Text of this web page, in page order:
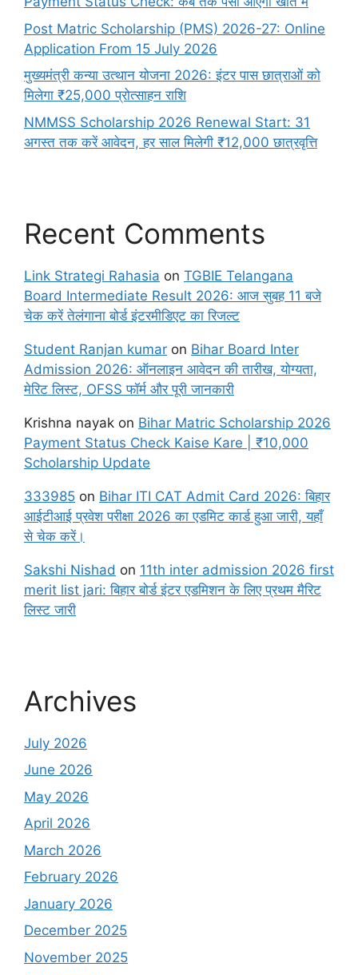
Post Matric Scholarship (PMS) 2026-27: Online
Application From 15 July 2026
मुख्यमंत्री कन्या उत्थान योजना 2026: इंटर पास छात्राओं को
मिलेगा ₹25,000 प्रोत्साहन राशि
NMMSS Scholarship 2026 Renewal Start: 31
अगस्त तक करें आवेदन, हर साल मिलेगी ₹12,000 छात्रवृत्ति
Recent Comments
Link Strategi Rahasia on TGBIE Telangana
Board Intermediate Result 2026: आज सुबह 11 बजे
चेक करें तेलंगाना बोर्ड इंटरमीडिएट का रिजल्ट
Student Ranjan kumar on Bihar Board Inter
Admission 2026: ऑनलाइन आवेदन की तारीख, योग्यता,
मेरिट लिस्ट, OFSS फॉर्म और पूरी जानकारी
Krishna nayak on Bihar Matric Scholarship 2026
Payment Status Check Kaise Kare | ₹10,000
Scholarship Update
333985 on Bihar ITI CAT Admit Card 2026: बिहार
आईटीआई प्रवेश परीक्षा 2026 का एडमिट कार्ड हुआ जारी, यहाँ
से चेक करें।
Sakshi Nishad on 11th inter admission 2026 first
merit list jari: बिहार बोर्ड इंटर एडमिशन के लिए प्रथम मैरिट
लिस्ट जारी
Archives
July 2026
June 2026
May 2026
April 2026
March 2026
February 2026
January 2026
December 2025
November 2025